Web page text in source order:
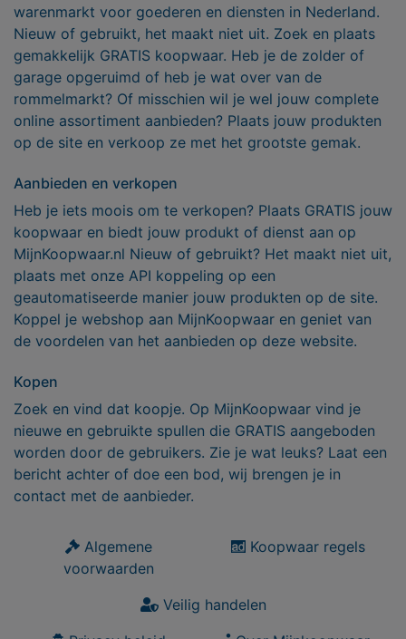
warenmarkt voor goederen en diensten in Nederland.
Nieuw of gebruikt, het maakt niet uit. Zoek en plaats
gemakkelijk GRATIS koopwaar. Heb je de zolder of
garage opgeruimd of heb je wat over van de
rommelmarkt? Of misschien wil je wel jouw complete
online assortiment aanbieden? Plaats jouw produkten
op de site en verkoop ze met het grootste gemak.
Aanbieden en verkopen
Heb je iets moois om te verkopen? Plaats GRATIS jouw
koopwaar en biedt jouw produkt of dienst aan op
MijnKoopwaar.nl Nieuw of gebruikt? Het maakt niet uit,
plaats met onze API koppeling op een
geautomatiseerde manier jouw produkten op de site.
Koppel je webshop aan MijnKoopwaar en geniet van
de voordelen van het aanbieden op deze website.
Kopen
Zoek en vind dat koopje. Op MijnKoopwaar vind je
nieuwe en gebruikte spullen die GRATIS aangeboden
worden door de gebruikers. Zie je wat leuks? Laat een
bericht achter of doe een bod, wij brengen je in
contact met de aanbieder.
Algemene
voorwaarden
Koopwaar regels
Veilig handelen